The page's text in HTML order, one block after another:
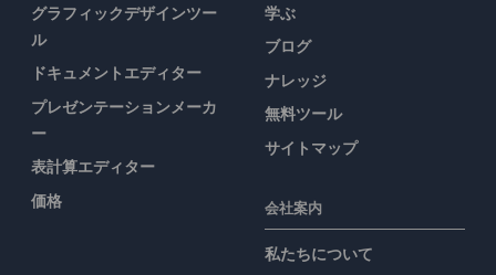
グラフィックデザインツー
ル
ドキュメントエディター
プレゼンテーションメーカ
ー
表計算エディター
価格
学ぶ
ブログ
ナレッジ
無料ツール
サイトマップ
会社案内
私たちについて